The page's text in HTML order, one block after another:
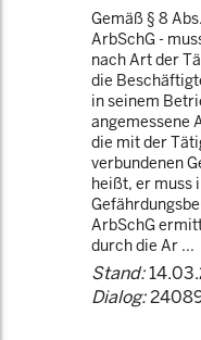
Gemäß § 8
ArbSchG -
nach Art der
die
in seinem
angemessene
die mit der
verbundenen
heißt, er muss
ArbSchG
durch die Ar ...
Stand:
Dialog: